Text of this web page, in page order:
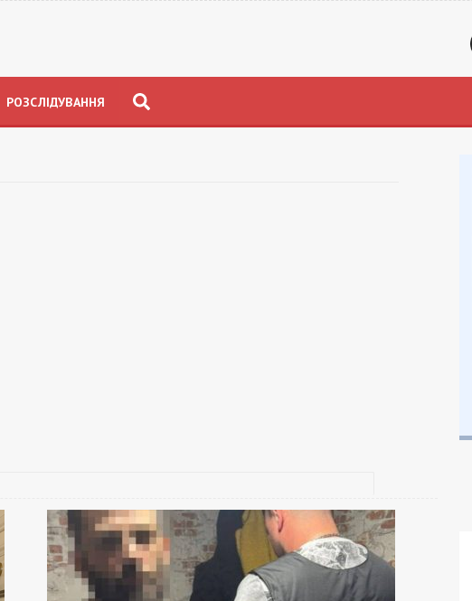
РОЗСЛІДУВАННЯ